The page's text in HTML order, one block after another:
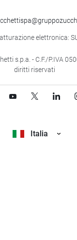
s.p.a. - C.F./P.IVA
diritti riservati
elettronica:
Italia